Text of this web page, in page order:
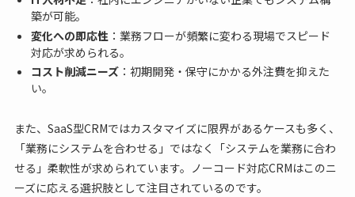
築が可能。
変化への即応性 ：業務フローが頻繁に変わる現場でスピード
対応が求められる。
コスト削減ニーズ：初期開発・保守にかかる外注費を抑えた
い。
また、SaaS型CRMではカスタマイズに限界があるケースも多く、
「業務にシステムを合わせる」ではなく「システムを業務に合わ
せる」柔軟性が求められています。ノーコード対応CRMはこのニ
ーズに応える選択肢として注目されているのです。